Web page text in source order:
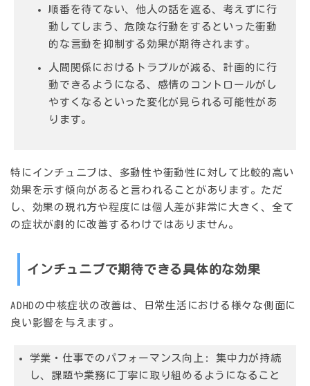
順番を待てない、他人の話を遮る、考えずに行
動してしまう、危険な行動をするといった衝動
的な言動を抑制する効果が期待されます。
人間関係におけるトラブルが減る、計画的に行
動できるようになる、感情のコントロールがし
やすくなるといった変化が見られる可能性があ
ります。
特にインチュニブは、多動性や衝動性に対して比較的高い
効果を示す傾向があると言われることがあります。ただ
し、効果の現れ方や程度には個人差が非常に大きく、全て
の症状が劇的に改善するわけではありません。
インチュニブで期待できる具体的な効果
ADHDの中核症状の改善は、日常生活における様々な側面に
良い影響を与えます。
学業・仕事でのパフォーマンス向上:
集中力が持続
し、課題や業務に丁寧に取り組めるようになること